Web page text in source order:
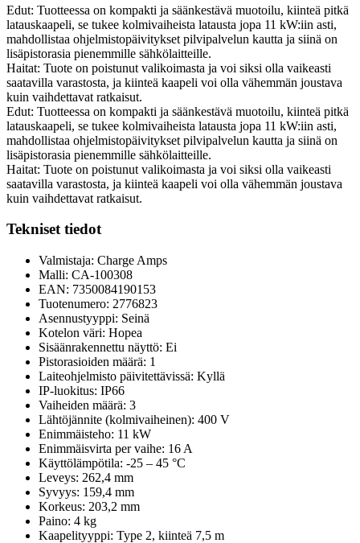
Edut: Tuotteessa on kompakti ja säänkestävä muotoilu, kiinteä pitkä
latauskaapeli, se tukee kolmivaiheista latausta jopa 11 kW:iin asti,
mahdollistaa ohjelmistopäivitykset pilvipalvelun kautta ja siinä on
lisäpistorasia pienemmille sähkölaitteille.
Haitat: Tuote on poistunut valikoimasta ja voi siksi olla vaikeasti
saatavilla varastosta, ja kiinteä kaapeli voi olla vähemmän joustava
kuin vaihdettavat ratkaisut.
Edut: Tuotteessa on kompakti ja säänkestävä muotoilu, kiinteä pitkä
latauskaapeli, se tukee kolmivaiheista latausta jopa 11 kW:iin asti,
mahdollistaa ohjelmistopäivitykset pilvipalvelun kautta ja siinä on
lisäpistorasia pienemmille sähkölaitteille.
Haitat: Tuote on poistunut valikoimasta ja voi siksi olla vaikeasti
saatavilla varastosta, ja kiinteä kaapeli voi olla vähemmän joustava
kuin vaihdettavat ratkaisut.
Tekniset tiedot
Valmistaja: Charge Amps
Malli: CA-100308
EAN: 7350084190153
Tuotenumero: 2776823
Asennustyyppi: Seinä
Kotelon väri: Hopea
Sisäänrakennettu näyttö: Ei
Pistorasioiden määrä: 1
Laiteohjelmisto päivitettävissä: Kyllä
IP-luokitus: IP66
Vaiheiden määrä: 3
Lähtöjännite (kolmivaiheinen): 400 V
Enimmäisteho: 11 kW
Enimmäisvirta per vaihe: 16 A
Käyttölämpötila: -25 – 45 °C
Leveys: 262,4 mm
Syvyys: 159,4 mm
Korkeus: 203,2 mm
Paino: 4 kg
Kaapelityyppi: Type 2, kiinteä 7,5 m